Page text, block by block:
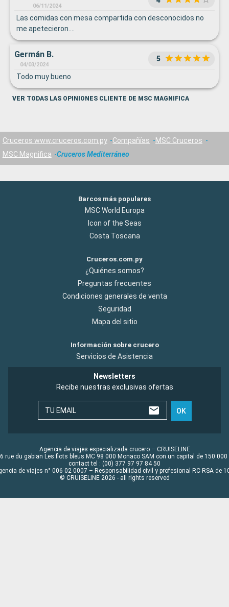
06/11/2024
Las comidas con mesa compartida con desconocidos no
me apetecieron….
Germán B.
04/03/2024
5
Todo muy bueno
VER TODAS LAS OPINIONES CLIENTE DE MSC MAGNIFICA
Cruceros www.cruceros.com.py Compañías
MSC Cruceros
MSC Magnifica
Cruceros Mediterráneo
Barcos más populares
MSC World Europa
Icon of the Seas
Costa Toscana
Cruceros.com.py
¿Quiénes somos?
Preguntas frecuentes
Condiciones generales de venta
Seguridad
Mapa del sitio
Información sobre crucero
Servicios de Asistencia
Newsletters
Recibe nuestras exclusivas ofertas
TU EMAIL OK
Agencia de viajes especializada crucero – CRUISELINE
rue du gabian Les flots bleus MC 98 000 Monaco SAM con un capital de 150 000
contact tel : (00) 377 97 97 84 50
de viajes n° 006 02 0007 – Responsabilidad civil y profesional RC RSA de
© CRUISELINE 2026 - all rights reserved